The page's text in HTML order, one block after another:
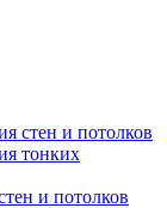
стен и потолков
тонких
и потолков